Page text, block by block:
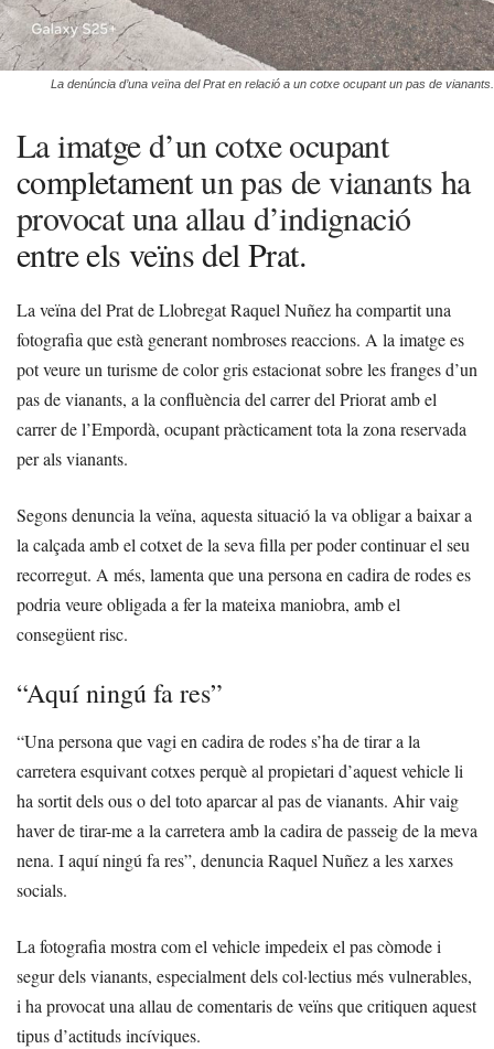
La denúncia d’una veïna del Prat en relació a un cotxe ocupant un pas de vianants.
La imatge d’un cotxe ocupant
completamentun pas de vianants ha
provocat una allau d’indignació
entre els veïns del Prat.
La veïna del Prat de Llobregat Raquel Nuñez ha compartit una
fotografia que està generant nombroses reaccions. A la imatge es
pot veure un turisme de color gris estacionat sobre les franges d’un
pas de vianants, a la confluència del carrer del Priorat amb el
carrer de l’Empordà, ocupant pràcticament tota la zona reservada
per als vianants.
Segons denuncia la veïna, aquesta situació la va obligar a baixar a
la calçada amb el cotxet de la seva filla per poder continuar el seu
recorregut. A més, lamenta que una persona en cadira de rodes es
podria veure obligada a fer la mateixa maniobra, amb el
consegüent risc.
“Aquí ningú fa res”
“Una persona que vagi en cadira de rodes s’ha de tirar a la
carretera esquivant cotxes perquè al propietari d’aquest vehicle li
ha sortit dels ous o del toto aparcar al pas de vianants. Ahir vaig
haver de tirar-me a la carretera amb la cadira de passeig de la meva
nena. I aquí ningú fa res”, denuncia Raquel Nuñez a les xarxes
socials.
La fotografia mostra com el vehicle impedeix el pas còmode i
segur dels vianants, especialment dels col·lectius més vulnerables,
i ha provocat una allau de comentaris de veïns que critiquen aquest
tipus d’actituds incíviques.